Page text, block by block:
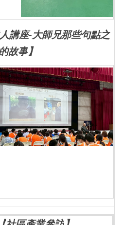
講座-大師兄那些句點之
故事】